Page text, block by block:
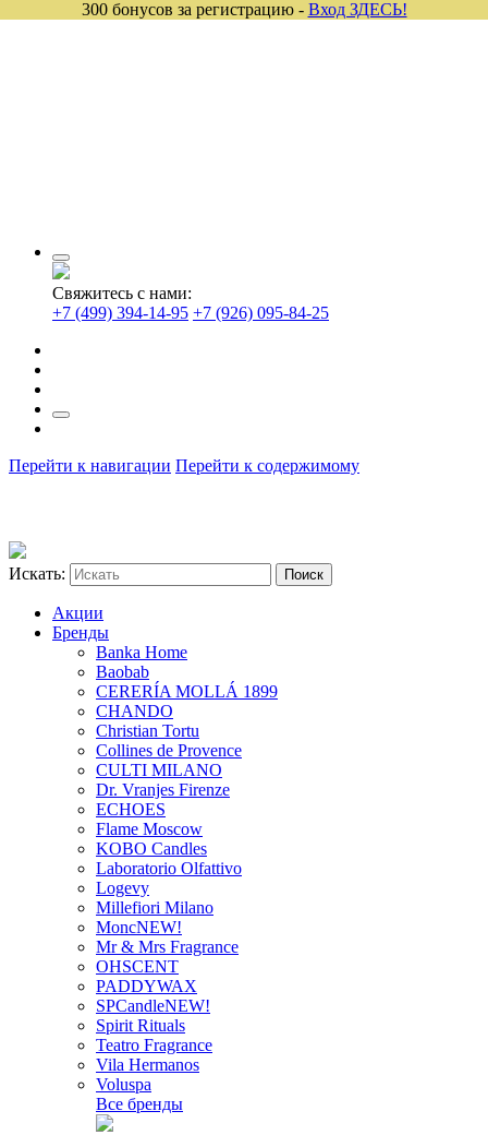
Свяжитесь с нами:
+7 (499) 394-14-95 +7 (926) 095-84-25
Перейти к навигации Перейти к содержимому
Искать:
Акции
Бренды
Banka Home
Baobab
CERERÍA MOLLÁ 1899
CHANDO
Christian Tortu
Collines de Provence
CULTI MILANO
Dr. Vranjes Firenze
ECHOES
Flame Moscow
KOBO Candles
Laboratorio Olfattivo
Logevy
Millefiori Milano
MoncNEW!
Mr & Mrs Fragrance
OHSCENT
PADDYWAX
SPCandleNEW!
Spirit Rituals
Teatro Fragrance
Vila Hermanos
Voluspa
Все бренды
300 бонусов за регистрацию - Вход ЗДЕСЬ!